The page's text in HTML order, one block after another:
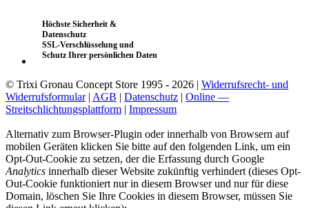
Höchste Sicherheit &
Datenschutz
SSL-Verschlüsselung und
Schutz Ihrer persönlichen Daten
© Trixi Gronau Concept Store 1995 - 2026 | Widerrufsrecht- und
Widerrufsformular| AGB | Datenschutz | Online —
Streitschlichtungsplattform | Impressum
Alternativ zum Browser-Plugin oder innerhalb von Browsern auf
mobilen Geräten klicken Sie bitte auf den folgenden Link, um ein
Opt-Out-Cookie zu setzen, der die Erfassung durch Google
Analytics innerhalb dieser Website zukünftig verhindert (dieses Opt-
Out-Cookie funktioniert nur in diesem Browser und nur für diese
Domain, löschen Sie Ihre Cookies in diesem Browser, müssen Sie